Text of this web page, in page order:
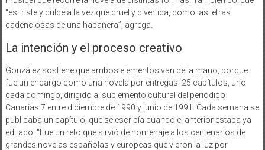
“es triste y dulce a la vez que cruel y divertida, como las letras
cadenciosas de una habanera”, agrega.
La intención y el proceso creativo
González sostiene que ambos elementos van de la mano, porque
fue un encargo como una novela por entregas. 25 capítulos, uno
cada domingo, dirigido al suplemento cultural del periódico
Canarias 7 entre diciembre de 1990 y junio de 1991. Cada semana se
publicaba un capítulo, que se escribía cuando el anterior estaba ya
editado. “Fue un reto que sirvió de homenaje a los centenarios de
grandes novelas españolas y europeas que vieron la luz por